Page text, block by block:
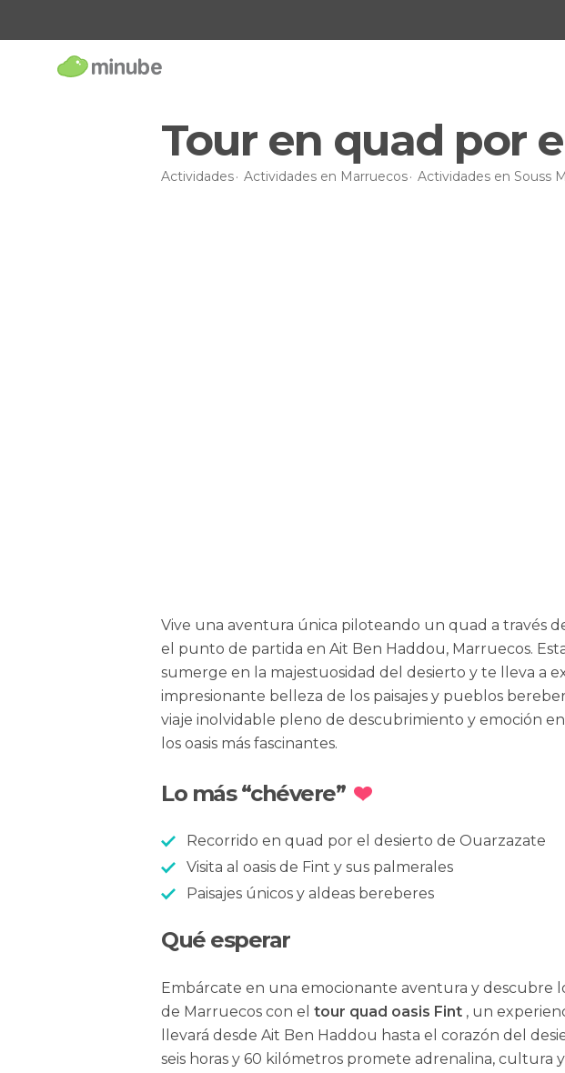
Tour en quad por
Actividades Actividades en Marruecos Actividades en Souss
Vive una aventura única piloteando un quad a través
el punto de partida en Ait Ben Haddou, Marruecos.
sumerge en la majestuosidad del desierto y te lleva a
impresionante belleza de los paisajes y pueblos
viaje inolvidable pleno de descubrimiento y emoción
los oasis más fascinantes.
Lo más “chévere”
Recorrido en quad por el desierto de Ouarzazate
Visita al oasis de Fint y sus palmerales
Paisajes únicos y aldeas bereberes
Qué esperar
Embárcate en una emocionante aventura y descubre
de Marruecos con el tour quad oasis Fint , un
llevará desde Ait Ben Haddou hasta el corazón del
seis horas y 60 kilómetros promete adrenalina, cultura y